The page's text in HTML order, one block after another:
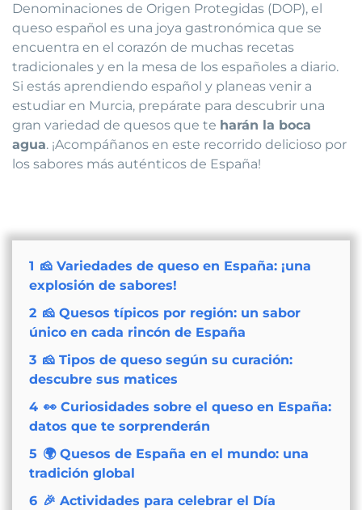
Denominaciones de Origen Protegidas (DOP), el
queso español es una joya gastronómica que se
encuentra en el corazón de muchas recetas
tradicionales y en la mesa de los españoles a diario.
Si estás aprendiendo español y planeas venir a
estudiar en Murcia, prepárate para descubrir una
gran variedad de quesos que te harán la boca
agua. ¡Acompáñanos en este recorrido delicioso por
los sabores más auténticos de España!
1 🧀 Variedades de queso en España: ¡una
explosión de sabores!
2 🧀 Quesos típicos por región: un sabor
único en cada rincón de España
3 🧀 Tipos de queso según su curación:
descubre sus matices
4 👀 Curiosidades sobre el queso en España:
datos que te sorprenderán
5 🌍 Quesos de España en el mundo: una
tradición global
6 🎉 Actividades para celebrar el Día